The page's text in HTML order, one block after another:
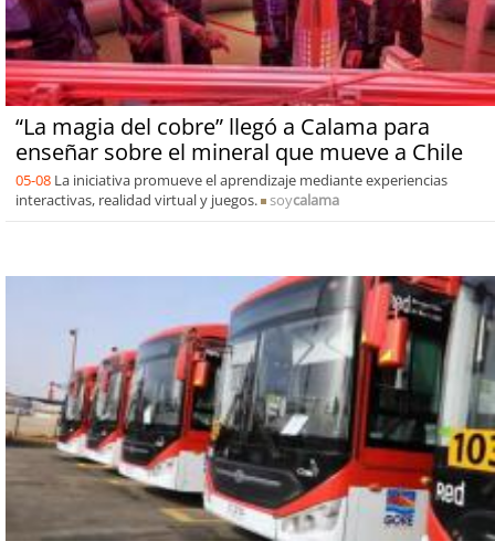
“La magia del cobre” llegó a Calama para
enseñar sobre el mineral que mueve a Chile
05-08 La iniciativa promueve el aprendizaje mediante experiencias
interactivas, realidad virtual y juegos.
soycalama